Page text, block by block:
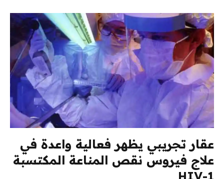
عقار تجريبي يظهر فعالية واعدة في
علاج فيروس نقص المناعة المكتسبة
HIV-1